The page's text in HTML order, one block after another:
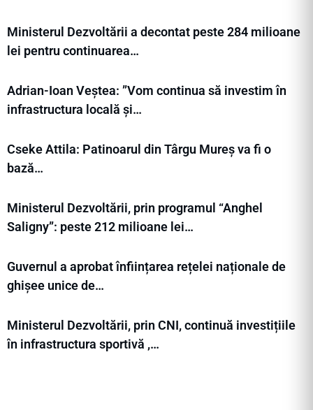
Ministerul Dezvoltării a decontat peste 284 milioane
lei pentru continuarea…
Adrian-Ioan Veștea: ”Vom continua să investim în
infrastructura locală și…
Cseke Attila: Patinoarul din Târgu Mureș va fi o
bază…
Ministerul Dezvoltării, prin programul “Anghel
Saligny”: peste 212 milioane lei…
Guvernul a aprobat înființarea rețelei naționale de
ghișee unice de…
Ministerul Dezvoltării, prin CNI, continuă investițiile
în infrastructura sportivă ,…